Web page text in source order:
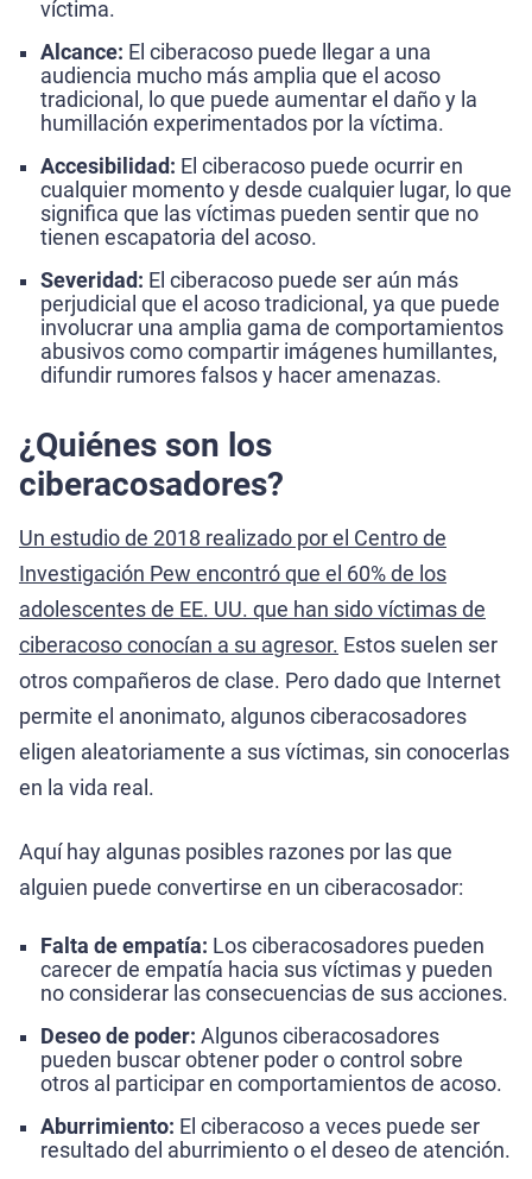
víctima.
Alcance: El ciberacoso puede llegar a una
audiencia mucho más amplia que el acoso
tradicional, lo que puede aumentar el daño y la
humillación experimentados por la víctima.
Accesibilidad: El ciberacoso puede ocurrir en
cualquier momento y desde cualquier lugar, lo que
significa que las víctimas pueden sentir que no
tienen escapatoria del acoso.
Severidad: El ciberacoso puede ser aún más
perjudicial que el acoso tradicional, ya que puede
involucrar una amplia gama de comportamientos
abusivos como compartir imágenes humillantes,
difundir rumores falsos y hacer amenazas.
¿Quiénes son los
ciberacosadores?
Un estudio de 2018 realizado por el Centro de
Investigación Pew encontró que el 60% de los
adolescentes de EE. UU. que han sido víctimas de
ciberacoso conocían a su agresor. Estos suelen ser
otros compañeros de clase. Pero dado que Internet
permite el anonimato, algunos ciberacosadores
eligen aleatoriamente a sus víctimas, sin conocerlas
en la vida real.
Aquí hay algunas posibles razones por las que
alguien puede convertirse en un ciberacosador:
Falta de empatía: Los ciberacosadores pueden
carecer de empatía hacia sus víctimas y pueden
no considerar las consecuencias de sus acciones.
Deseo de poder: Algunos ciberacosadores
pueden buscar obtener poder o control sobre
otros al participar en comportamientos de acoso.
Aburrimiento: El ciberacoso a veces puede ser
resultado del aburrimiento o el deseo de atención.